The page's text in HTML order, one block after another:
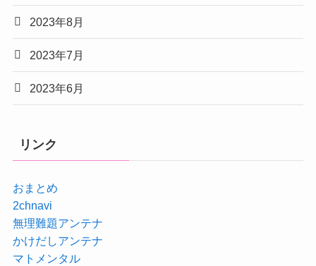
2023年8月
2023年7月
2023年6月
リンク
おまとめ
2chnavi
無理難題アンテナ
かけだしアンテナ
マトメンタル